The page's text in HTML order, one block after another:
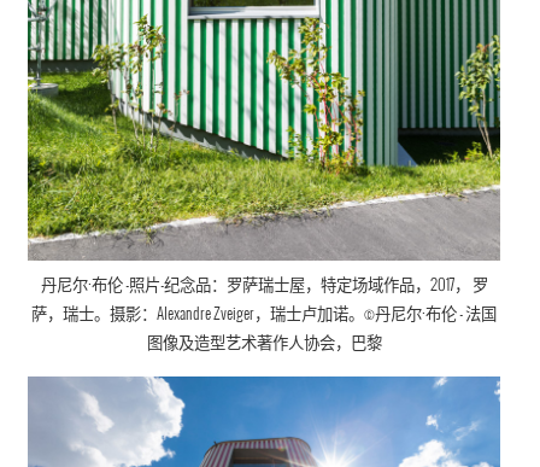
丹尼尔·布伦-照片-纪念品：罗萨瑞士屋， 特定场域作品， 2017， 罗
萨，瑞士。摄影：Alexandre Zveiger，瑞士卢加诺。©丹尼尔·布伦- 法国
图像及造型艺术著作人协会，巴黎